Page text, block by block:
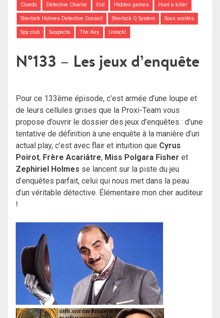
Cluedo Détective Charlie Exit Hidden games Hunt a killer
Sherlock Holmes Detective Conseil Sherlock Q System Sous scellés
Spy club Suspects The Key Unlock!
N°133 – Les jeux d’enquête
Pour ce 133ème épisode, c’est armée d’une loupe et
de leurs cellules grises que la Proxi-Team vous
propose d’ouvrir le dossier des jeux d’enquêtes : d’une
tentative de définition à une enquête à la manière d’un
actual play, c’est avec flair et intuition que Cyrus
Poirot, Frère Acariâtre, Miss Polgara Fisher et
Zephiriel Holmes se lancent sur la piste du jeu
d’enquêtes parfait, celui qui nous met dans la peau
d’un véritable détective. Élémentaire mon cher auditeur
!